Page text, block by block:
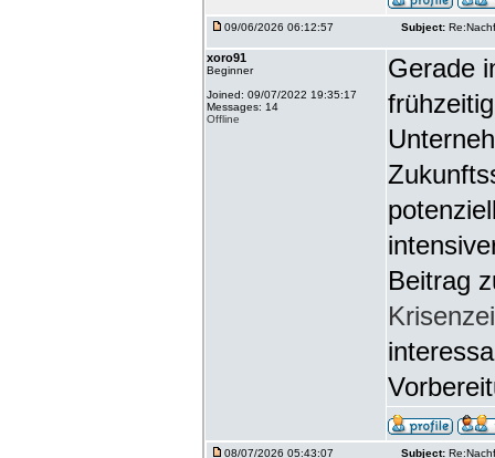
09/06/2026 06:12:57 Subject:
xoro91
Beginner
Joined: 09/07/2022 19:35:17
Messages: 14
Offline
Gerade
Beitrag
08/07/2026 05:43:07 Subject: